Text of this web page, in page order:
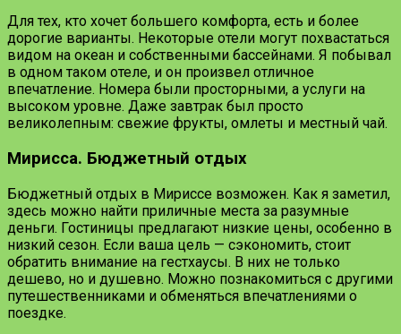
Для тех, кто хочет большего комфорта, есть и более
дорогие варианты. Некоторые отели могут похвастаться
видом на океан и собственными бассейнами. Я побывал
в одном таком отеле, и он произвел отличное
впечатление. Номера были просторными, а услуги на
высоком уровне. Даже завтрак был просто
великолепным: свежие фрукты, омлеты и местный чай.
Мирисса. Бюджетный отдых
Бюджетный отдых в Мириссе возможен. Как я заметил,
здесь можно найти приличные места за разумные
деньги. Гостиницы предлагают низкие цены, особенно в
низкий сезон. Если ваша цель — сэкономить, стоит
обратить внимание на гестхаусы. В них не только
дешево, но и душевно. Можно познакомиться с другими
путешественниками и обменяться впечатлениями о
поездке.